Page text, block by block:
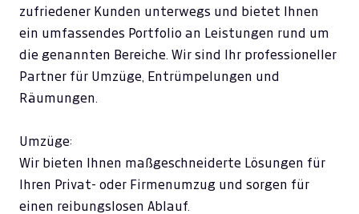
zufriedener Kunden unterwegs und bietet Ihnen
ein umfassendes Portfolio an Leistungen rund um
die genannten Bereiche. Wir sind Ihr professioneller
Partner für Umzüge, Entrümpelungen und
Räumungen.
Umzüge:
Wir bieten Ihnen maßgeschneiderte Lösungen für
Ihren Privat- oder Firmenumzug und sorgen für
einen reibungslosen Ablauf.